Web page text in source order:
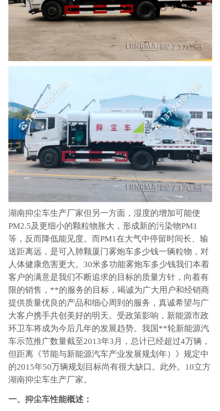
湖南抑尘车生产厂家但另一方面，湿度的增加可能使
PM2.5及更细小的颗粒物胀大，形成新的污染物PM1
等，反而降低能见度。而PM1在大气中停留时间长、输
送距离远，是可入肺颗厦门雾炮车多少钱一辆粒物，对
人体健康危害更大。30米多功能雾炮车多少钱我们本着
客户的满意是我们不断追求的目标的质量方针，向着有
限的销售，**的服务的目标，竭诚为广大用户和经销商
提供质量优良的产品和细心周到的服务，真诚希望与广
大客户携手共创美好的明天。受政策影响，新能源市政
环卫车将成为今后几年的发展趋势。我国**轮新能源汽
车示范推广数量截至2013年3月，总计已经超过4万辆，
但距离《节能与新能源汽车产业发展规划年）》规定中
的2015年50万辆规划目标尚有很大缺口。此外。10立方
湖南抑尘车生产厂家。
一、抑尘车性能概述：